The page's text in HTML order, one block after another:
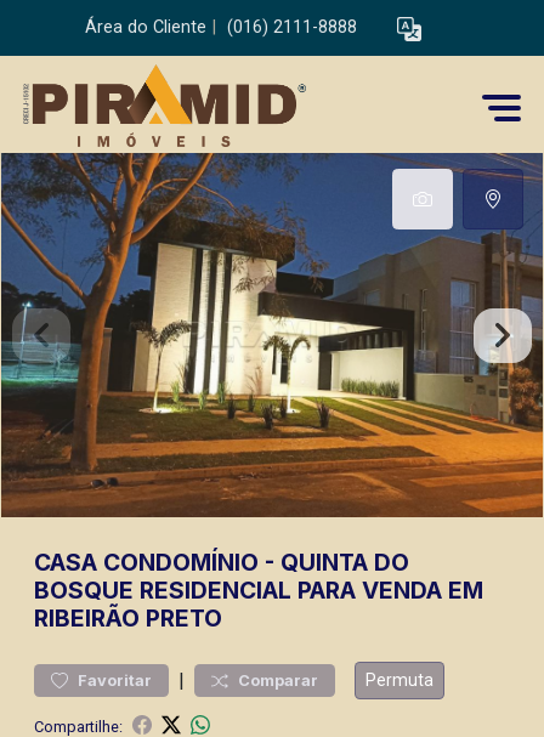
Área do Cliente (016) 2111-8888
CASA CONDOMÍNIO - QUINTA DO
BOSQUE RESIDENCIAL PARA VENDA EM
RIBEIRÃO PRETO
Favoritar | Comparar Permuta
Compartilhe: